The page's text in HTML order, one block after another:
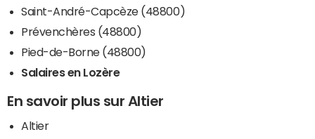
Saint-André-Capcèze (48800)
Prévenchères (48800)
Pied-de-Borne (48800)
Salaires en Lozère
En savoir plus sur Altier
Altier